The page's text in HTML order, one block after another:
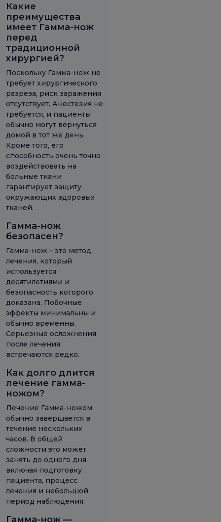
Какие
преимущества
имеет Гамма-нож
перед
традиционной
хирургией?
Поскольку Гамма-нож не
требует хирургического
разреза, риск заражения
отсутствует. Анестезия не
требуется, и пациенты
обычно могут вернуться
домой в тот же день.
Кроме того, его
способность очень точно
воздействовать на
больные ткани
гарантирует защиту
окружающих здоровых
тканей.
Гамма-нож
безопасен?
Гамма-нож – это метод
лечения, который
используется
десятилетиями и
безопасность которого
доказана. Побочные
эффекты минимальны и
обычно временны.
Серьезные осложнения
после лечения
встречаются редко.
Как долго длится
лечение гамма-
ножом?
Лечение Гамма-ножом
обычно завершается в
течение нескольких
часов. В общей
сложности это может
занять до одного дня,
включая подготовку
пациента, процесс
лечения и небольшой
период наблюдения.
Гамма-нож —